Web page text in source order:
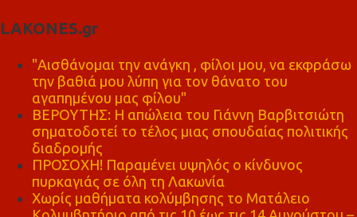
LAKONES.gr
"Αισθάνομαι την ανάγκη , φίλοι μου, να εκφράσω
την βαθιά μου λύπη για τον θάνατο του
αγαπημένου μας φίλου"
ΒΕΡΟΥΤΗΣ: Η απώλεια του Γιάννη Βαρβιτσιώτη
σηματοδοτεί το τέλος μιας σπουδαίας πολιτικής
διαδρομής
ΠΡΟΣΟΧΗ! Παραμένει υψηλός ο κίνδυνος
πυρκαγιάς σε όλη τη Λακωνία
Χωρίς μαθήματα κολύμβησης το Ματάλειο